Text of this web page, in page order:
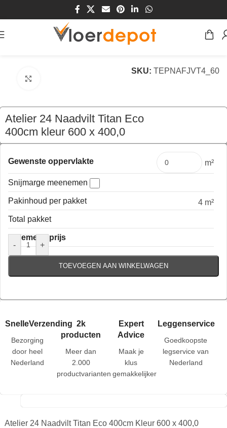
/Vloeren/Tapijt
SKU: TEPNAFJVT4_60
Atelier 24 Naadvilt Titan Eco
400cm kleur 600 x 400,0
€83,80 per mtr
Gewenste oppervlakte m²
Snijmarge meenemen
Pakinhoud per pakket
4 m²
Total pakket
Algemene prijs
-
+
TOEVOEGEN AAN WINKELWAGEN
SnelleVerzending
Bezorging
door heel
Nederland
2k
producten
Meer dan
2.000
productvarianten
Expert
Advice
Maak je
klus
gemakkelijker
Leggenservice
Goedkoopste
legservice van
Nederland
Atelier 24 Naadvilt Titan Eco 400cm Kleur 600 x 400,0